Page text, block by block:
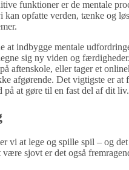
funktioner er de mentale
kan opfatte verden, tænke og
at indbygge mentale
sig ny viden og
aftenskole, eller tager et
afgørende. Det vigtigste er at
på at gøre til en fast del af dit liv.
vi at lege og spille spil – og
sjovt er det også